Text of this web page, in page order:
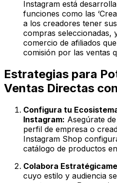
Instagram está
funciones como las
a los creadores tener
compras seleccionadas,
comercio de afiliados
comisión por las ventas
Estrategias para
Ventas Directas
Configura tu
Instagram: Asegúrate
perfil de empresa o
Instagram Shop
catálogo de productos
Colabora
cuyo estilo y audiencia